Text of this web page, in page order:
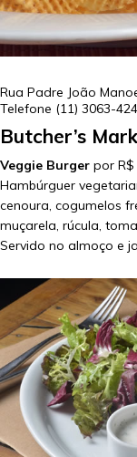
Rua Padre João
Telefone (11) 3063-
Butcher’s
Veggie Burger por R$
Hambúrguer
cenoura, cogumelos
muçarela, rúcula,
Servido no almoço e